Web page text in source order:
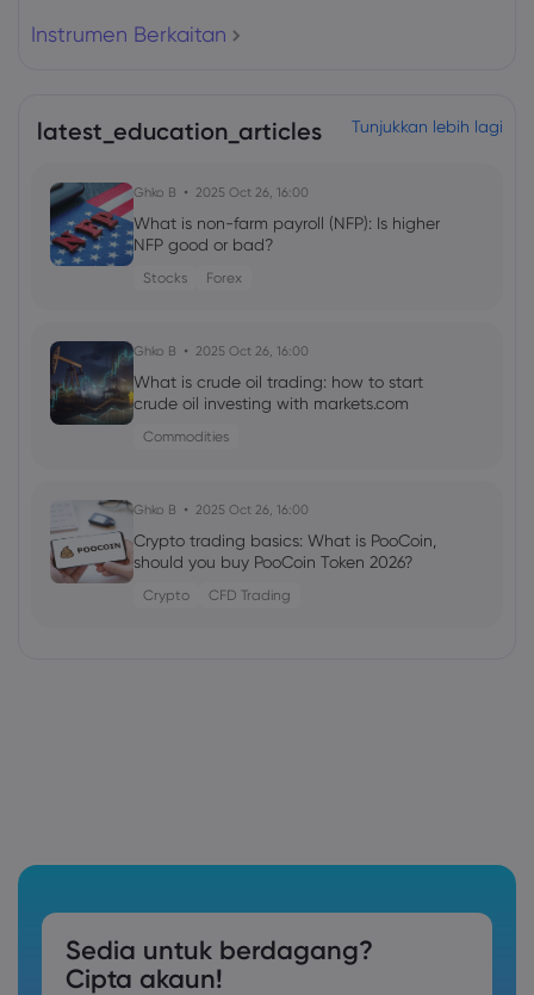
Instrumen Berkaitan
latest_education_articles Tunjukkan lebih lagi
Ghko B 2025 Oct 26, 16:00
What is non-farm payroll (NFP): Is higher
NFP good or bad?
Stocks Forex
Ghko B 2025 Oct 26, 16:00
What is crude oil trading: how to start
crude oil investing with markets.com
Commodities
Ghko B 2025 Oct 26, 16:00
Crypto trading basics: What is PooCoin,
should you buy PooCoin Token 2026?
Crypto CFD Trading
Sedia untuk berdagang?
Cipta akaun!